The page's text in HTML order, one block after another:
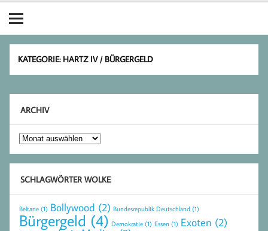
KATEGORIE: HARTZ IV / BÜRGERGELD
ARCHIV
Archiv
SCHLAGWÖRTER WOLKE
Beltane (1) Bollywood (2) Bundesrepublik Deutschland (1)
Bürgergeld (4) Demokratie (1) Essen (1) Exoten (2)